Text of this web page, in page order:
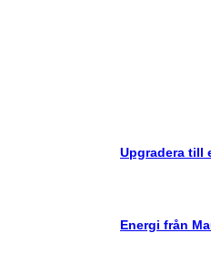
Upgradera till
Energi från